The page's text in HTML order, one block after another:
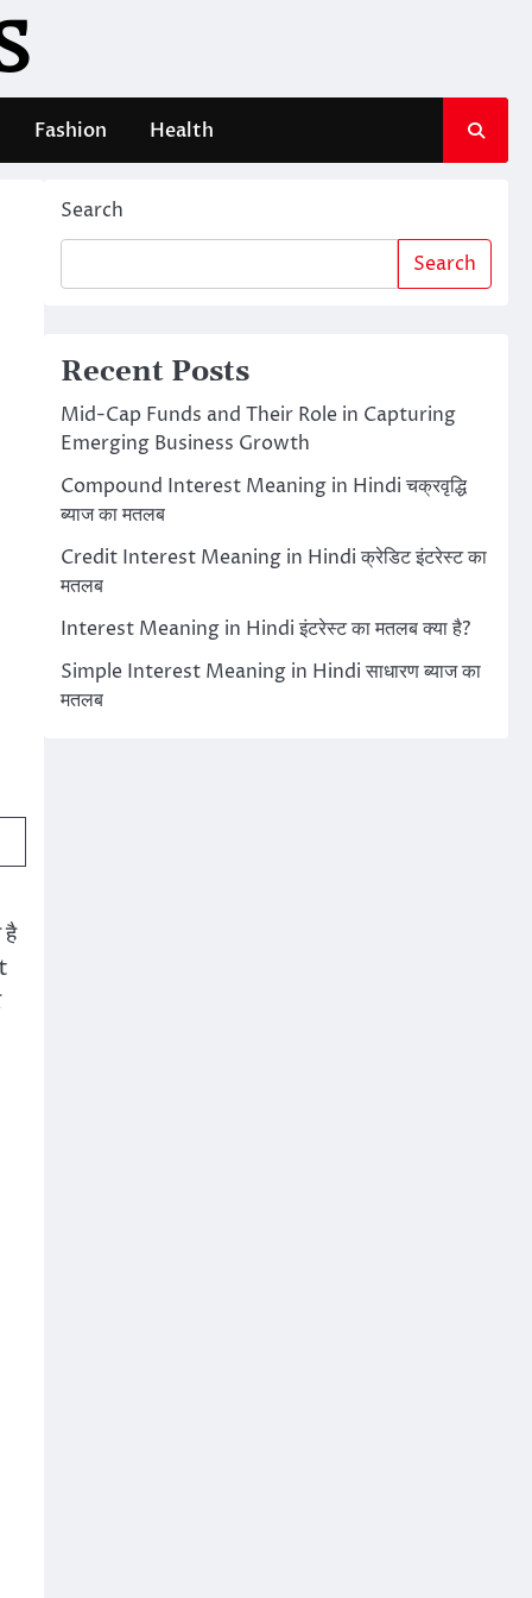
Fashion Health
Search
Search
Recent Posts
Mid-Cap Funds and Their Role in Capturing
Emerging Business Growth
Compound Interest Meaning in Hindi चक्रवृद्धि
ब्याज का मतलब
Credit Interest Meaning in Hindi क्रेडिट इंटरेस्ट का
मतलब
Interest Meaning in Hindi इंटरेस्ट का मतलब क्या है?
Simple Interest Meaning in Hindi साधारण ब्याज का
मतलब